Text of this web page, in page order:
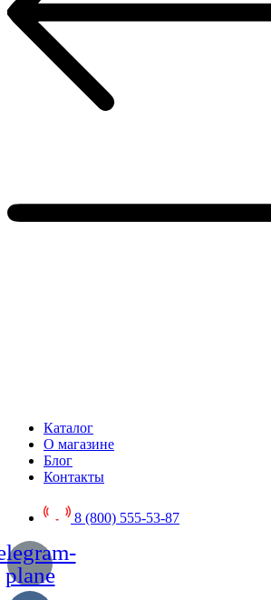
Каталог
О магазине
Блог
Контакты
8 (800) 555-53-87
plane